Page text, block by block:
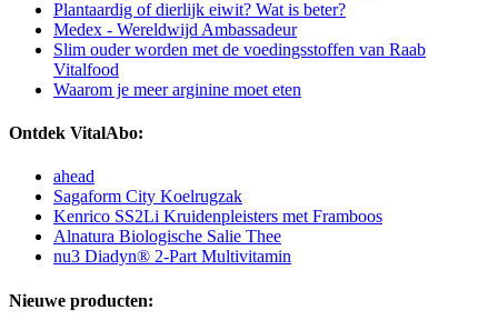
Plantaardig of dierlijk eiwit? Wat is beter?
Medex - Wereldwijd Ambassadeur
Slim ouder worden met de voedingsstoffen van Raab
Vitalfood
Waarom je meer arginine moet eten
Ontdek VitalAbo:
ahead
Sagaform City Koelrugzak
Kenrico SS2Li Kruidenpleisters met Framboos
Alnatura Biologische Salie Thee
nu3 Diadyn® 2-Part Multivitamin
Nieuwe producten: